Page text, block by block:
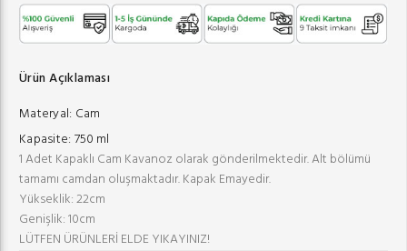
Ürün Açıklaması
Materyal: Cam
Kapasite: 750 ml
1 Adet Kapaklı Cam Kavanoz olarak gönderilmektedir. Alt bölümü
tamamı camdan oluşmaktadır. Kapak Emayedir.
Yükseklik: 22cm
Genişlik: 10cm
LÜTFEN ÜRÜNLERİ ELDE YIKAYINIZ!